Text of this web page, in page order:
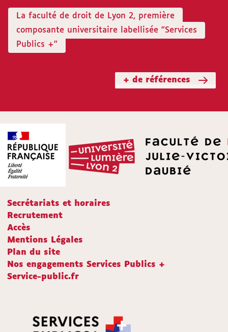
La faculté de droit de Lyon 2, première
composante universitaire labellisée "Services
Publics +"
+ de références
Secrétariats et horaires
Recrutement
Accès
Mentions Légales
Plan du site
Nos engagements Services Publics +
Service-public.fr